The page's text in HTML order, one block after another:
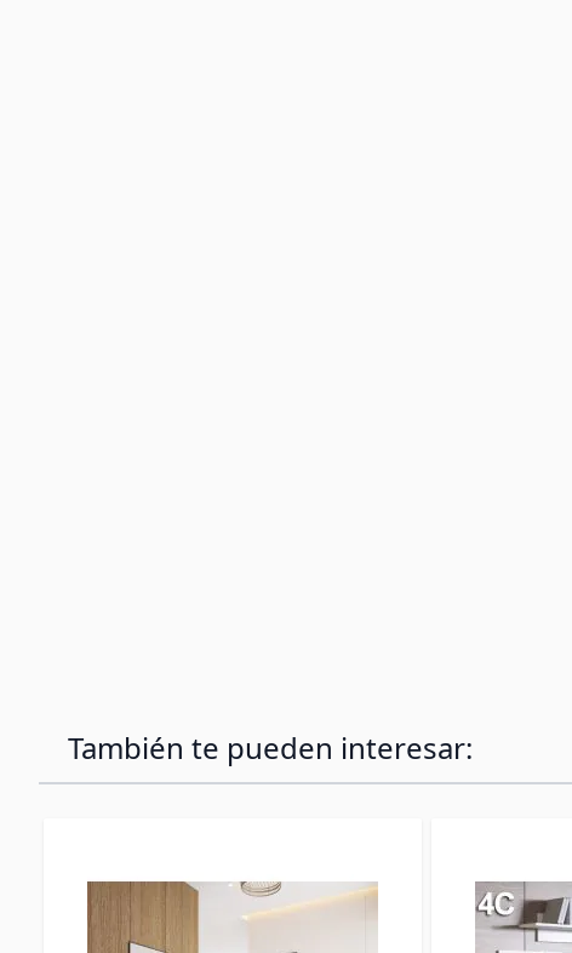
También te pueden interesar: